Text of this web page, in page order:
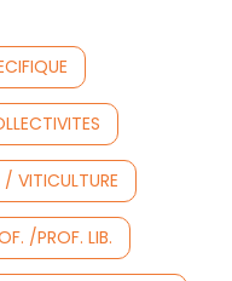
/ VITICULTURE
/PROF. LIB.